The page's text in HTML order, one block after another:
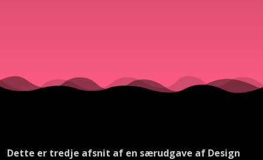
Dette er tredje afsnit af en særudgave af Design